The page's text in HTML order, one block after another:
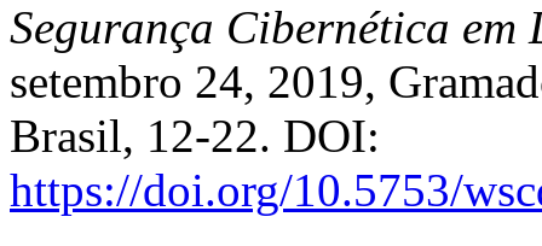
Segurança Cibernética em
setembro 24, 2019,
Brasil, 12-22. DOI:
https://doi.org/10.5753/